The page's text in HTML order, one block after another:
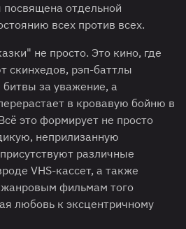
отдельной
всех против всех.
не просто. Это кино, где
скинхедов, рэп-баттлы
за уважение, а
в кровавую бойню в
это формирует не просто
неприлизанную
различные
VHS-кассет, а также
фильмам того
любовь к эксцентричному